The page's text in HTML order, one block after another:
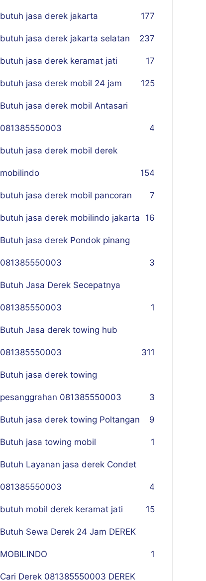
butuh jasa derek jakarta 177
butuh jasa derek jakarta selatan 237
butuh jasa derek keramat jati 17
butuh jasa derek mobil 24 jam 125
Butuh jasa derek mobil Antasari
081385550003 4
butuh jasa derek mobil derek
mobilindo 154
butuh jasa derek mobil pancoran 7
butuh jasa derek mobilindo jakarta 16
Butuh jasa derek Pondok pinang
081385550003 3
Butuh Jasa Derek Secepatnya
081385550003 1
Butuh Jasa derek towing hub
081385550003 311
Butuh jasa derek towing
pesanggrahan 081385550003 3
Butuh jasa derek towing Poltangan 9
Butuh jasa towing mobil 1
Butuh Layanan jasa derek Condet
081385550003 4
butuh mobil derek keramat jati 15
Butuh Sewa Derek 24 Jam DEREK
MOBILINDO 1
Cari Derek 081385550003 DEREK